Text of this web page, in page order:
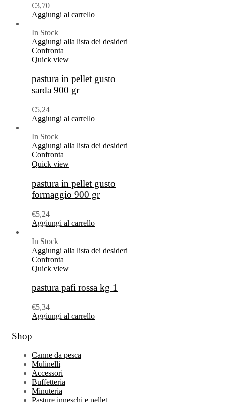
€3,70
Aggiungi al carrello
In Stock
Aggiungi alla lista dei desideri
Confronta
Quick view
pastura in pellet gusto
sarda 900 gr
€5,24
Aggiungi al carrello
In Stock
Aggiungi alla lista dei desideri
Confronta
Quick view
pastura in pellet gusto
formaggio 900 gr
€5,24
Aggiungi al carrello
In Stock
Aggiungi alla lista dei desideri
Confronta
Quick view
pastura pafi rossa kg 1
€5,34
Aggiungi al carrello
Shop
Canne da pesca
Mulinelli
Accessori
Buffetteria
Minuteria